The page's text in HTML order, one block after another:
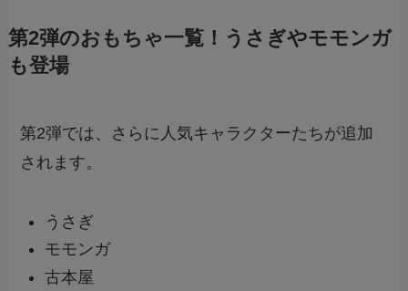
第2弾のおもちゃ一覧！うさぎやモモンガ
も登場
第2弾では、さらに人気キャラクターたちが追加
されます。
うさぎ
モモンガ
古本屋